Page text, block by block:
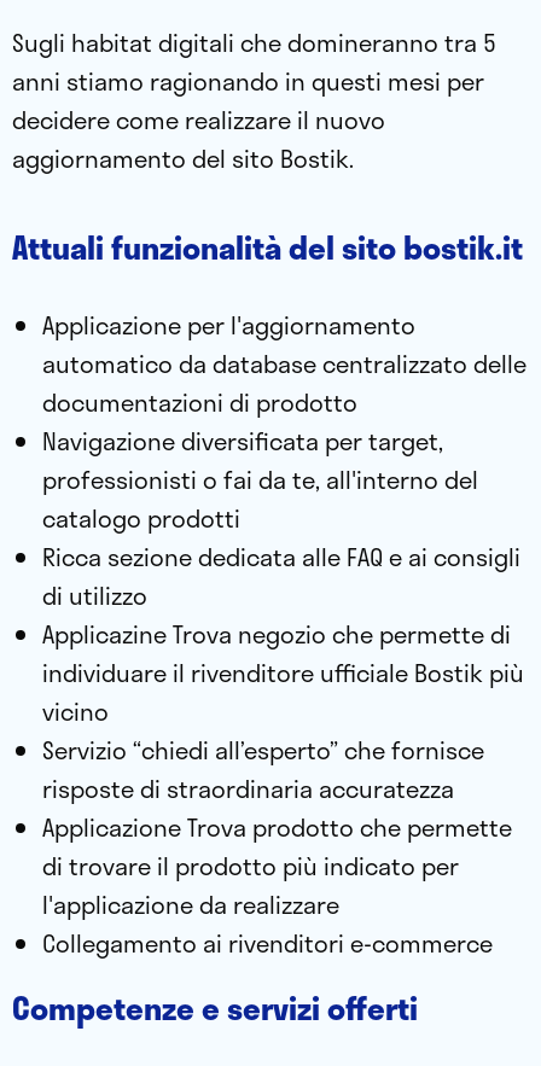
Sugli habitat digitali che domineranno tra 5
anni stiamo ragionando in questi mesi per
decidere come realizzare il nuovo
aggiornamento del sito Bostik.
Attuali funzionalità del sito bostik.it
Applicazione per l'aggiornamento
automatico da database centralizzato delle
documentazioni di prodotto
Navigazione diversificata per target,
professionisti o fai da te, all'interno del
catalogo prodotti
Ricca sezione dedicata alle FAQ e ai consigli
di utilizzo
Applicazine Trova negozio che permette di
individuare il rivenditore ufficiale Bostik più
vicino
Servizio “chiedi all’esperto” che fornisce
risposte di straordinaria accuratezza
Applicazione Trova prodotto che permette
di trovare il prodotto più indicato per
l'applicazione da realizzare
Collegamento ai rivenditori e-commerce
Competenze e servizi offerti